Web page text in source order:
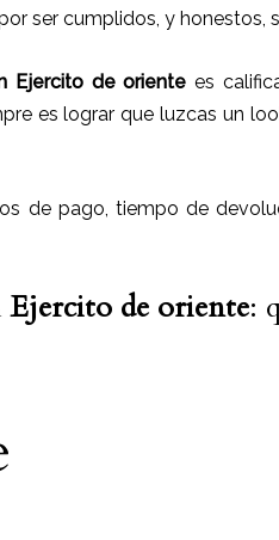
ser cumplidos, y
Ejercito de oriente es
es lograr que luzcas un
de pago, tiempo de
Ejercito de oriente: